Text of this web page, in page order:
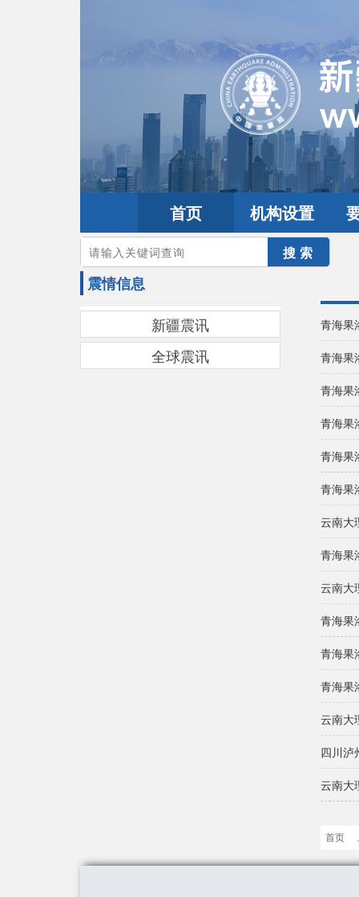
首页 机构设置
您的当前位置：首页>地震频道
震情信息
新疆震讯
全球震讯
青海果
青海果
青海果
青海果
青海果
青海果
云南大
青海果
云南大
青海果
青海果
青海果
云南大
四川泸
云南大
首页